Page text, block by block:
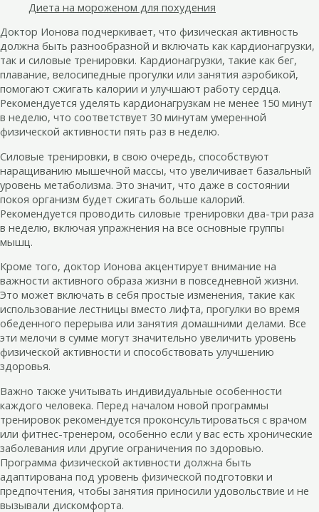
Диета на мороженом для похудения
Доктор Ионова подчеркивает, что физическая активность
должна быть разнообразной и включать как кардионагрузки,
так и силовые тренировки. Кардионагрузки, такие как бег,
плавание, велосипедные прогулки или занятия аэробикой,
помогают сжигать калории и улучшают работу сердца.
Рекомендуется уделять кардионагрузкам не менее 150 минут
в неделю, что соответствует 30 минутам умеренной
физической активности пять раз в неделю.
Силовые тренировки, в свою очередь, способствуют
наращиванию мышечной массы, что увеличивает базальный
уровень метаболизма. Это значит, что даже в состоянии
покоя организм будет сжигать больше калорий.
Рекомендуется проводить силовые тренировки два-три раза
в неделю, включая упражнения на все основные группы
мышц.
Кроме того, доктор Ионова акцентирует внимание на
важности активного образа жизни в повседневной жизни.
Это может включать в себя простые изменения, такие как
использование лестницы вместо лифта, прогулки во время
обеденного перерыва или занятия домашними делами. Все
эти мелочи в сумме могут значительно увеличить уровень
физической активности и способствовать улучшению
здоровья.
Важно также учитывать индивидуальные особенности
каждого человека. Перед началом новой программы
тренировок рекомендуется проконсультироваться с врачом
или фитнес-тренером, особенно если у вас есть хронические
заболевания или другие ограничения по здоровью.
Программа физической активности должна быть
адаптирована под уровень физической подготовки и
предпочтения, чтобы занятия приносили удовольствие и не
вызывали дискомфорта.